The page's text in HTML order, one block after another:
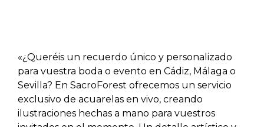
«¿Queréis un recuerdo único y personalizado
para vuestra boda o evento en Cádiz, Málaga o
Sevilla? En SacroForest ofrecemos un servicio
exclusivo de acuarelas en vivo, creando
ilustraciones hechas a mano para vuestros